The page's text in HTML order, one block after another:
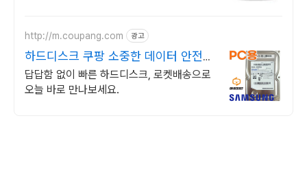
http://m.coupang.com 광고
하드디스크 쿠팡 소중한 데이터 안전하
게
답답함 없이 빠른 하드디스크, 로켓배송으로
오늘 바로 만나보세요.